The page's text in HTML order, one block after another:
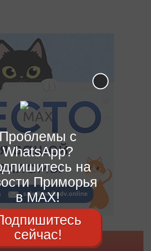
с
WhatsApp?
на
Приморья
в MAX!
сейчас!